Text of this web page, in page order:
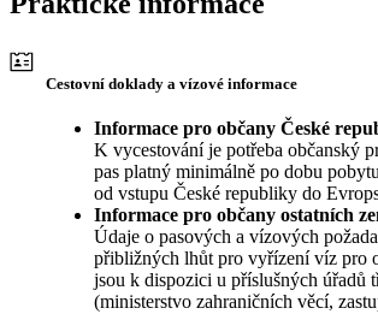
Cestovní doklady a vízové informace
Informace pro občany České
K vycestování je potřeba občanský
pas platný minimálně po dobu
od vstupu České republiky do
Informace pro občany ostatních
Údaje o pasových a vízových
přibližných lhůt pro vyřízení víz pro
jsou k dispozici u příslušných úřadů
(ministerstvo zahraničních věcí,